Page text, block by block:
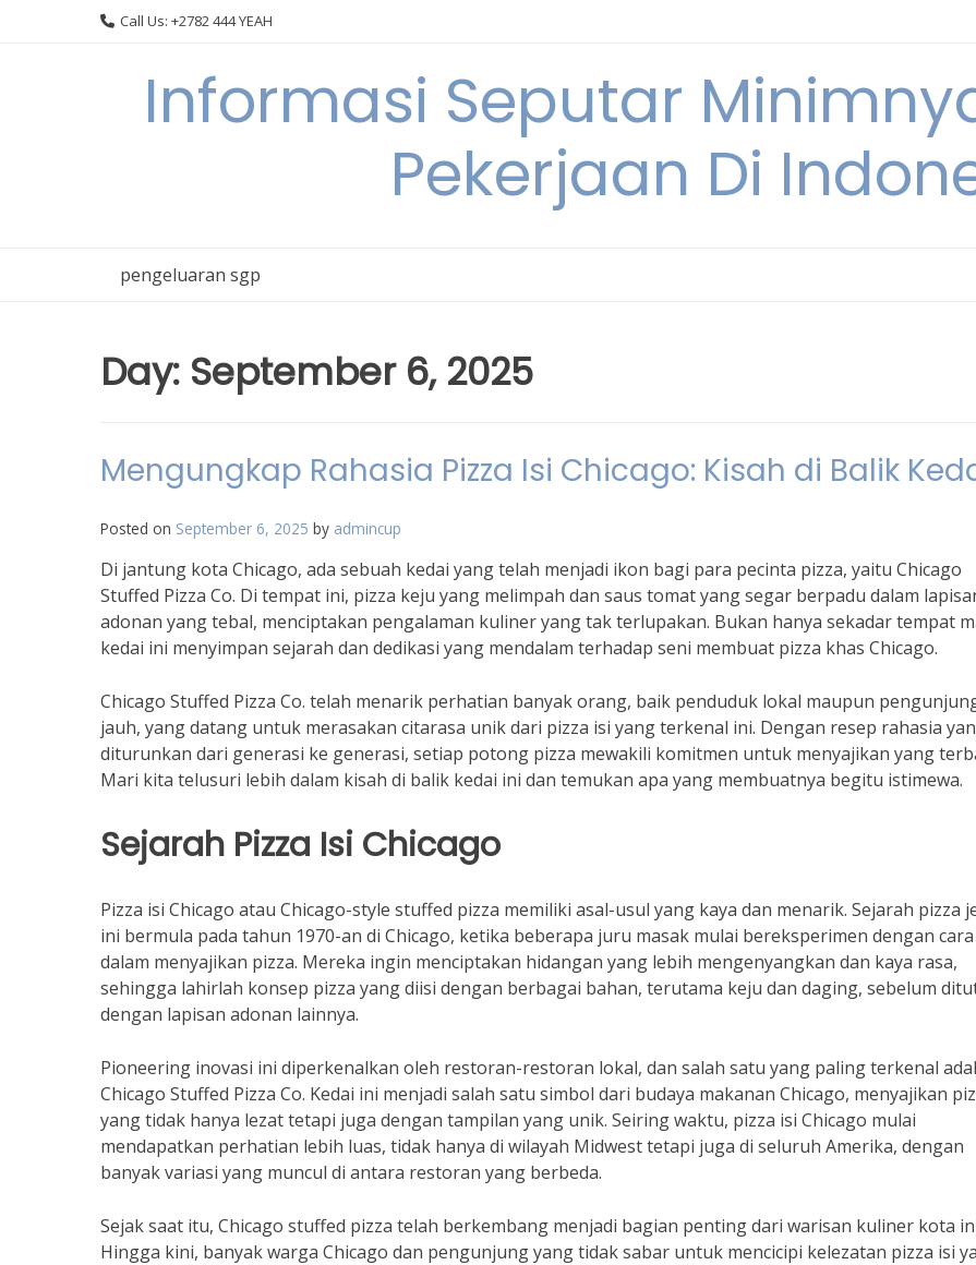
Call Us: +2782 444 YEAH
Informasi Seputar
Pekerjaan Di
pengeluaran sgp
Day: September 6, 2025
Mengungkap Rahasia Pizza Isi Chicago: Kisah di Balik
Posted on September 6, 2025 by admincup
Di jantung kota Chicago, ada sebuah kedai yang telah menjadi ikon bagi para pecinta pizza, yaitu Chicago
Stuffed Pizza Co. Di tempat ini, pizza keju yang melimpah dan saus tomat yang segar berpadu dalam
adonan yang tebal, menciptakan pengalaman kuliner yang tak terlupakan. Bukan hanya sekadar tempat
kedai ini menyimpan sejarah dan dedikasi yang mendalam terhadap seni membuat pizza khas Chicago.
Chicago Stuffed Pizza Co. telah menarik perhatian banyak orang, baik penduduk lokal maupun
jauh, yang datang untuk merasakan citarasa unik dari pizza isi yang terkenal ini. Dengan resep rahasia
diturunkan dari generasi ke generasi, setiap potong pizza mewakili komitmen untuk menyajikan yang
Mari kita telusuri lebih dalam kisah di balik kedai ini dan temukan apa yang membuatnya begitu istimewa.
Sejarah Pizza Isi Chicago
Pizza isi Chicago atau Chicago-style stuffed pizza memiliki asal-usul yang kaya dan menarik. Sejarah pizza
ini bermula pada tahun 1970-an di Chicago, ketika beberapa juru masak mulai bereksperimen dengan
dalam menyajikan pizza. Mereka ingin menciptakan hidangan yang lebih mengenyangkan dan kaya rasa,
sehingga lahirlah konsep pizza yang diisi dengan berbagai bahan, terutama keju dan daging, sebelum
dengan lapisan adonan lainnya.
Pioneering inovasi ini diperkenalkan oleh restoran-restoran lokal, dan salah satu yang paling terkenal
Chicago Stuffed Pizza Co. Kedai ini menjadi salah satu simbol dari budaya makanan Chicago, menyajikan
yang tidak hanya lezat tetapi juga dengan tampilan yang unik. Seiring waktu, pizza isi Chicago mulai
mendapatkan perhatian lebih luas, tidak hanya di wilayah Midwest tetapi juga di seluruh Amerika, dengan
banyak variasi yang muncul di antara restoran yang berbeda.
Sejak saat itu, Chicago stuffed pizza telah berkembang menjadi bagian penting dari warisan kuliner kota
Hingga kini, banyak warga Chicago dan pengunjung yang tidak sabar untuk mencicipi kelezatan pizza isi